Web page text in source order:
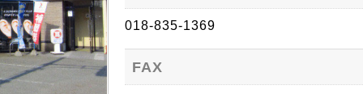
018-835-1369
FAX